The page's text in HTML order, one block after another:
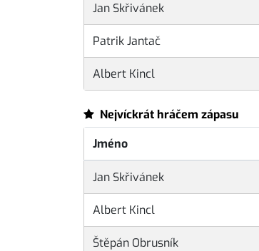
Jan Skřivánek
Patrik Jantač
Albert Kincl
Nejvíckrát hráčem zápasu
Jméno
Jan Skřivánek
Albert Kincl
Štěpán Obrusník